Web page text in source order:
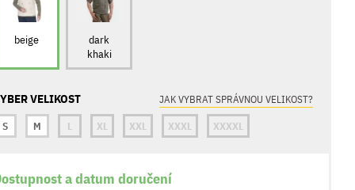
beige
dark
khaki
VELIKOST
JAK VYBRAT SPRÁVNOU VELIKOST?
S
M L XL XXL XXXL XXXXL
a datum doručení